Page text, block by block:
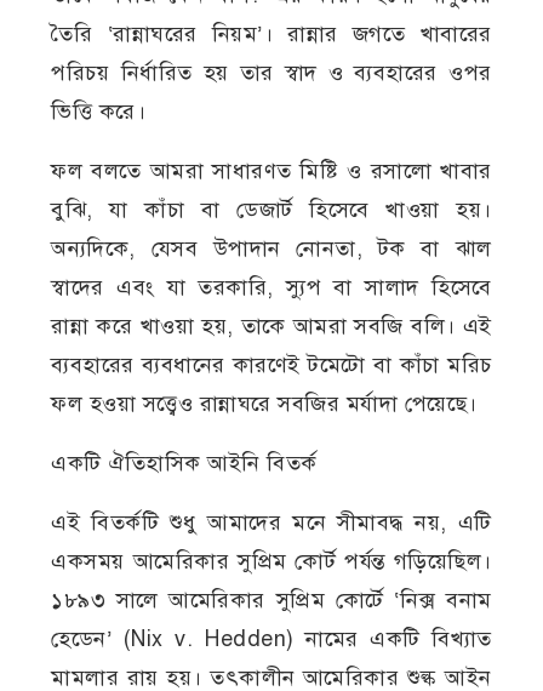
তৈরি ‘রান্নাঘরের নিয়ম’। রান্নার জগতে খাবারের
পরিচয় নির্ধারিত হয় তার স্বাদ ও ব্যবহারের ওপর
ভিত্তি করে।
ফল বলতে আমরা সাধারণত মিষ্টি ও রসালো খাবার
বুঝি, যা কাঁচা বা ডেজার্ট হিসেবে খাওয়া হয়।
অন্যদিকে, যেসব উপাদান নোনতা, টক বা ঝাল
স্বাদের এবং যা তরকারি, স্যুপ বা সালাদ হিসেবে
রান্না করে খাওয়া হয়, তাকে আমরা সবজি বলি। এই
ব্যবহারের ব্যবধানের কারণেই টমেটো বা কাঁচা মরিচ
ফল হওয়া সত্ত্বেও রান্নাঘরে সবজির মর্যাদা পেয়েছে।
একটি ঐতিহাসিক আইনি বিতর্ক
এই বিতর্কটি শুধু আমাদের মনে সীমাবদ্ধ নয়, এটি
একসময় আমেরিকার সুপ্রিম কোর্ট পর্যন্ত গড়িয়েছিল।
১৮৯৩ সালে আমেরিকার সুপ্রিম কোর্টে ‘নিক্স বনাম
হেডেন’ (Nix v. Hedden) নামের একটি বিখ্যাত
মামলার রায় হয়। তৎকালীন আমেরিকার শুল্ক আইন